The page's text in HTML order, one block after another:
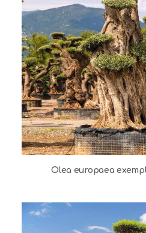
Olea europaea